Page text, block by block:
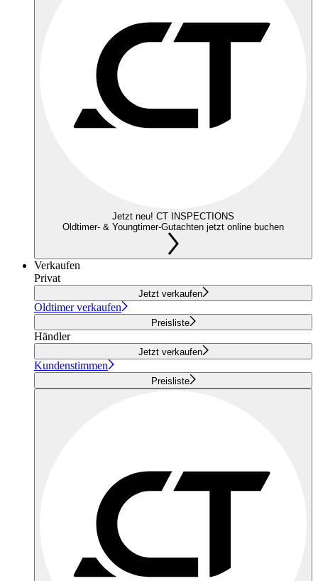
Jetzt neu! CT INSPECTIONS
Oldtimer- & Youngtimer-Gutachten jetzt online buchen
Verkaufen
Privat
Jetzt verkaufen
Oldtimer verkaufen
Preisliste
Händler
Jetzt verkaufen
Kundenstimmen
Preisliste